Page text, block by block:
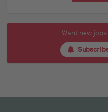
Want new